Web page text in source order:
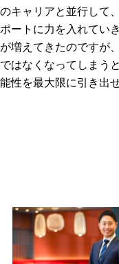
キャリアと並行して
ートに力を入れてい
増えてきたのですが
はなくなってしまう
性を最大限に引き出